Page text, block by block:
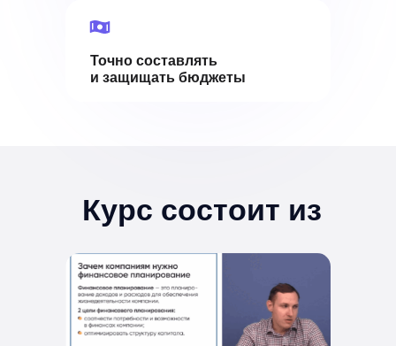
Точно составлять
и защищать бюджеты
Курс состоит из